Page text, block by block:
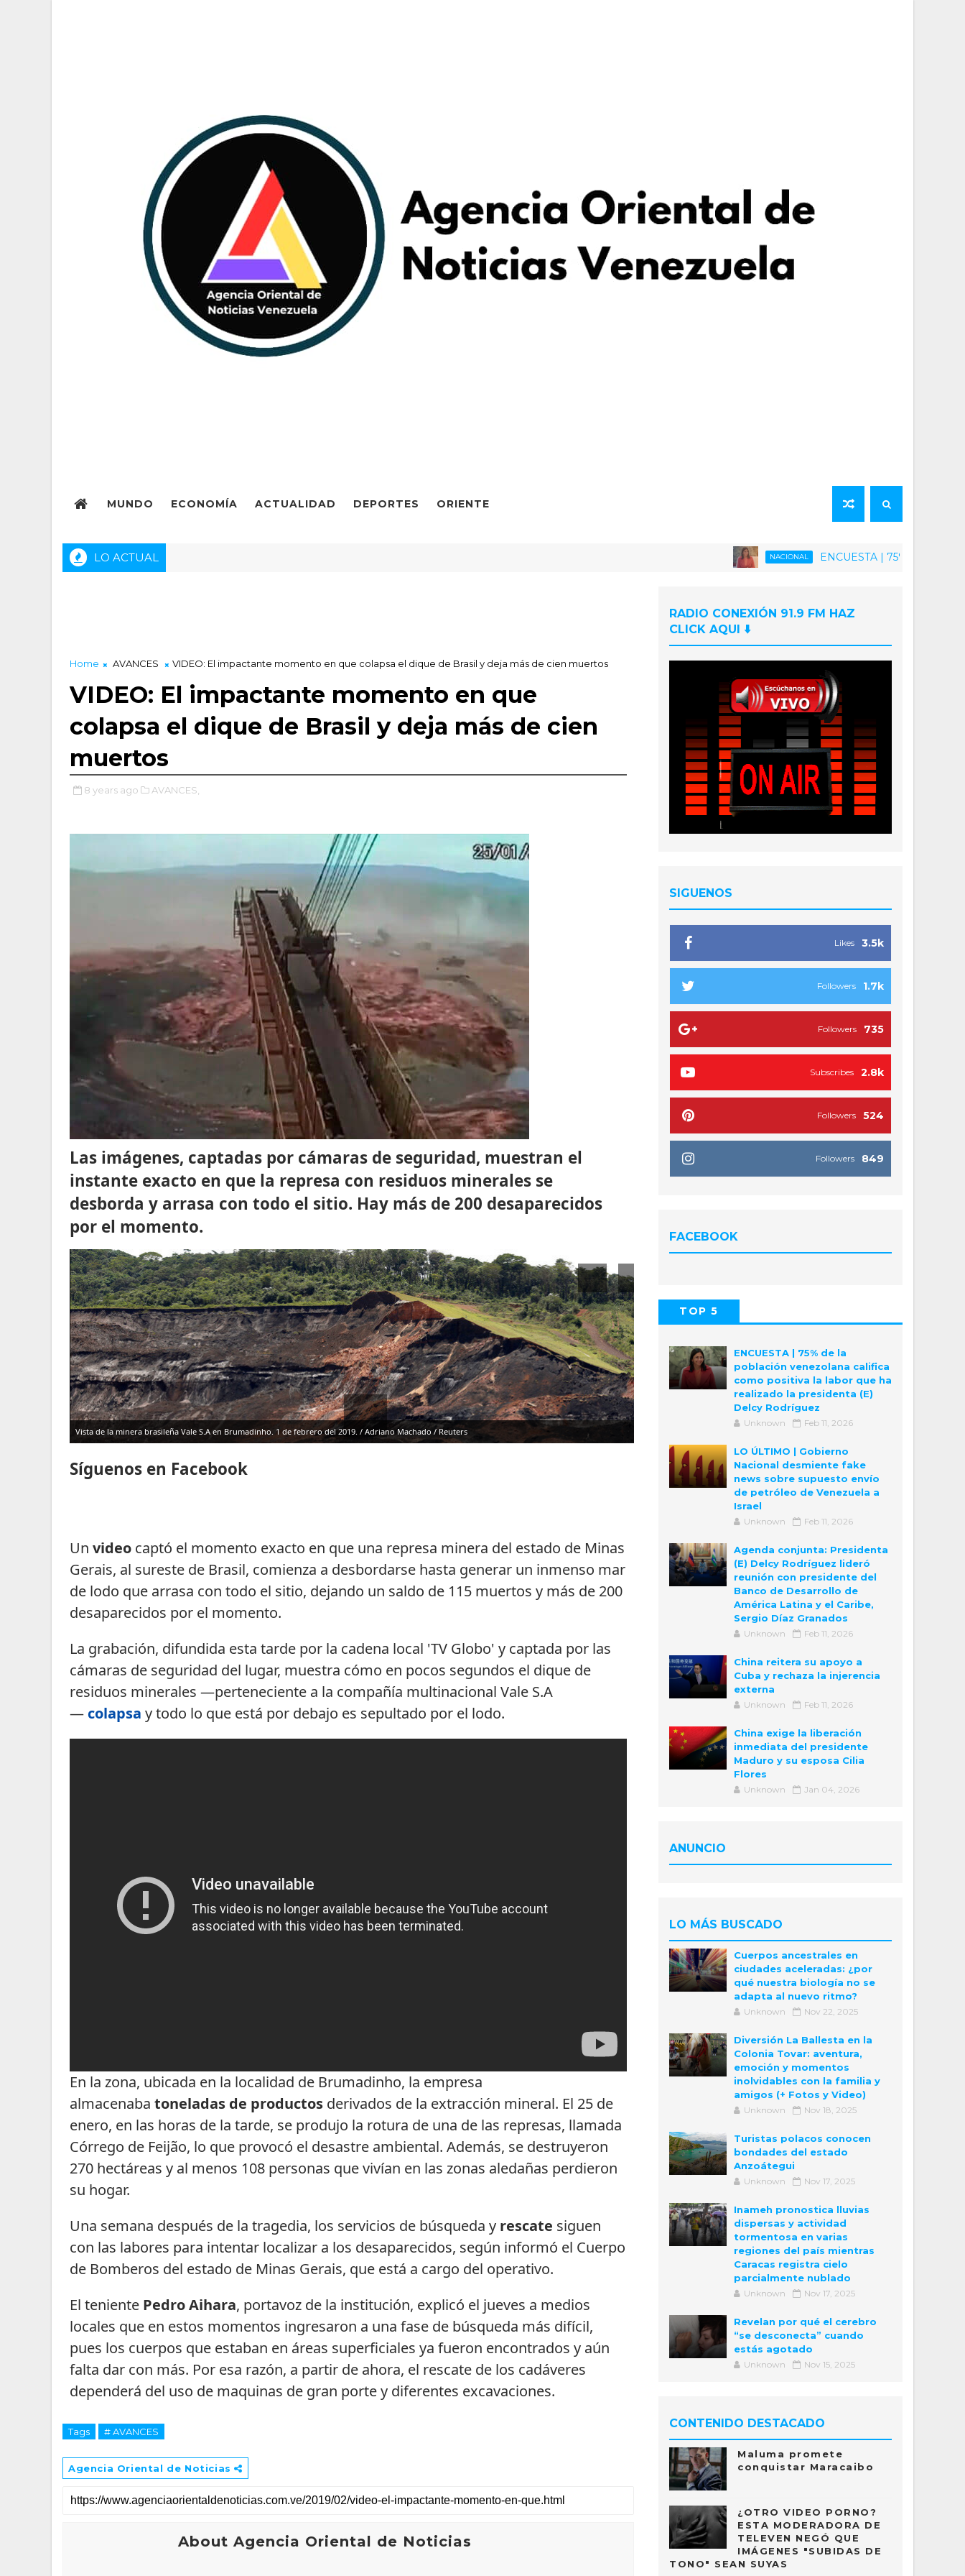
MUNDO ECONOMÍA ACTUALIDAD DEPORTES ORIENTE
LO ACTUAL NACIONAL ENCUESTA | 75% de la población
Home AVANCES VIDEO: El impactante momento en que colapsa el dique de Brasil y deja más de cien muertos
VIDEO: El impactante momento en que
colapsa el dique de Brasil y deja más de cien
muertos
8 years ago AVANCES,
Las imágenes, captadas por cámaras de seguridad, muestran el
instante exacto en que la represa con residuos minerales se
desborda y arrasa con todo el sitio. Hay más de 200 desaparecidos
por el momento.
Vista de la minera brasileña Vale S.A en Brumadinho. 1 de febrero del 2019. /Adriano Machado / Reuters
Síguenos en Facebook
Un video captó el momento exacto en que una represa minera del estado de Minas
Gerais, al sureste de Brasil, comienza a desbordarse hasta generar un inmenso mar
de lodo que arrasa con todo el sitio, dejando un saldo de 115 muertos y más de 200
desaparecidos por el momento.
La grabación, difundida esta tarde por la cadena local 'TV Globo' y captada por las
cámaras de seguridad del lugar, muestra cómo en pocos segundos el dique de
residuos minerales —perteneciente a la compañía multinacional Vale S.A
— colapsa y todo lo que está por debajo es sepultado por el lodo.
En la zona, ubicada en la localidad de Brumadinho, la empresa
almacenaba toneladas de productos derivados de la extracción mineral. El 25 de
enero, en las horas de la tarde, se produjo la rotura de una de las represas, llamada
Córrego de Feijão, lo que provocó el desastre ambiental. Además, se destruyeron
270 hectáreas y al menos 108 personas que vivían en las zonas aledañas perdieron
su hogar.
Una semana después de la tragedia, los servicios de búsqueda y rescate siguen
con las labores para intentar localizar a los desaparecidos, según informó el Cuerpo
de Bomberos del estado de Minas Gerais, que está a cargo del operativo.
El teniente Pedro Aihara, portavoz de la institución, explicó el jueves a medios
locales que en estos momentos ingresaron a una fase de búsqueda más difícil,
pues los cuerpos que estaban en áreas superficiales ya fueron encontrados y aún
falta dar con más. Por esa razón, a partir de ahora, el rescate de los cadáveres
dependerá del uso de maquinas de gran porte y diferentes excavaciones.
Tags # AVANCES
Agencia Oriental de Noticias
About Agencia Oriental de Noticias
RADIO CONEXIÓN 91.9 FM HAZ
CLICK AQUI ⬇️
SIGUENOS
3.5k
Likes
1.7k
Followers
735
Followers
2.8k
Subscribes
524
Followers
849
Followers
FACEBOOK
TOP 5
ENCUESTA | 75% de la
población venezolana califica
como positiva la labor que ha
realizado la presidenta (E)
Delcy Rodríguez
Unknown Feb 11, 2026
LO ÚLTIMO | Gobierno
Nacional desmiente fake
news sobre supuesto envío
de petróleo de Venezuela a
Israel
Unknown Feb 11, 2026
Agenda conjunta: Presidenta
(E) Delcy Rodríguez lideró
reunión con presidente del
Banco de Desarrollo de
América Latina y el Caribe,
Sergio Díaz Granados
Unknown Feb 11, 2026
China reitera su apoyo a
Cuba y rechaza la injerencia
externa
Unknown Feb 11, 2026
China exige la liberación
inmediata del presidente
Maduro y su esposa Cilia
Flores
Unknown Jan 04, 2026
ANUNCIO
LO MÁS BUSCADO
Cuerpos ancestrales en
ciudades aceleradas: ¿por
qué nuestra biología no se
adapta al nuevo ritmo?
Unknown Nov 22, 2025
Diversión La Ballesta en la
Colonia Tovar: aventura,
emoción y momentos
inolvidables con la familia y
amigos (+ Fotos y Video)
Unknown Nov 18, 2025
Turistas polacos conocen
bondades del estado
Anzoátegui
Unknown Nov 17, 2025
Inameh pronostica lluvias
dispersas y actividad
tormentosa en varias
regiones del país mientras
Caracas registra cielo
parcialmente nublado
Unknown Nov 17, 2025
Revelan por qué el cerebro
“se desconecta” cuando
estás agotado
Unknown Nov 15, 2025
CONTENIDO DESTACADO
Maluma promete
conquistar Maracaibo
¿OTRO VIDEO PORNO?
ESTA MODERADORA DE
TELEVEN NEGÓ QUE
IMÁGENES "SUBIDAS DE
TONO" SEAN SUYAS